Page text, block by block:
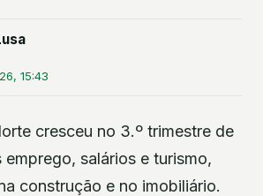
15:43
cresceu no 3.º trimestre de
salários e turismo,
construção e no imobiliário.